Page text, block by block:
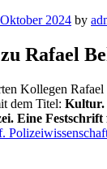
2024 by
Rafael
Kollegen
dem Titel: Kultur.
Eine